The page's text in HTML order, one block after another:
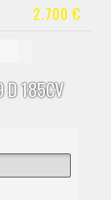
2.700 €
D 185CV